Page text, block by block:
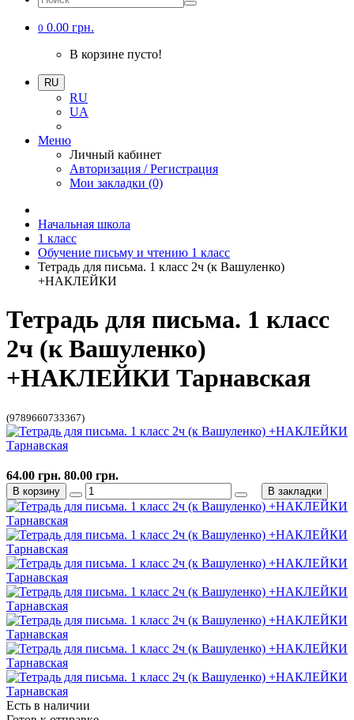
0 0.00 грн.
В корзине пусто!
RU
RU
UA
Меню
Личный кабинет
Авторизация / Регистрация
Мои закладки (0)
Начальная школа
1 класс
Обучение письму и чтению 1 класс
Тетрадь для письма. 1 класс 2ч (к Вашуленко)
+НАКЛЕЙКИ
Тетрадь для письма. 1 класс
2ч (к Вашуленко)
+НАКЛЕЙКИ Тарнавская
(9789660733367)
Есть в наличии
64.00 грн. 80.00 грн.
В корзину В закладки